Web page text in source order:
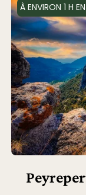
À ENVIRON 1 H